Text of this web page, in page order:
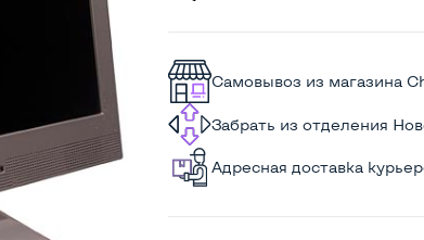
Самовывоз из магазина
Забрать из отделения
Адресная доставка